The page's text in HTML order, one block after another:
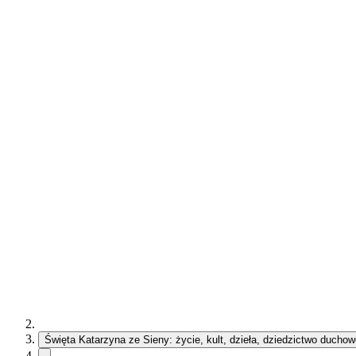
Święta Katarzyna ze Sieny: życie, kult, dzieła, dziedzictwo